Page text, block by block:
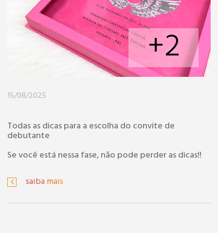
+2
15/08/2025
Todas as dicas para a escolha do convite de
debutante
Se você está nessa fase, não pode perder as dicas!!
saiba mais